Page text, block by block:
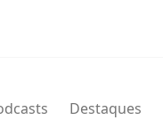
Destaques